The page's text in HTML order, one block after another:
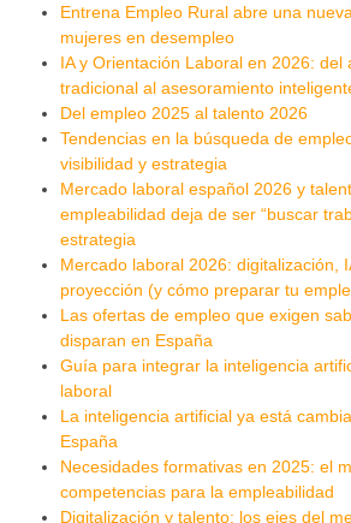
Entrena Empleo Rural abre una
mujeres en desempleo
IA y Orientación Laboral en 2026: del
tradicional al asesoramiento
Del empleo 2025 al talento 2026
Tendencias en la búsqueda de
visibilidad y estrategia
Mercado laboral español 2026 y
empleabilidad deja de ser “buscar
estrategia
Mercado laboral 2026: digitalización,
proyección (y cómo preparar tu
Las ofertas de empleo que exigen
disparan en España
Guía para integrar la inteligencia
laboral
La inteligencia artificial ya está
España
Necesidades formativas en 2025: el
competencias para la empleabilidad
Digitalización y talento: los ejes del